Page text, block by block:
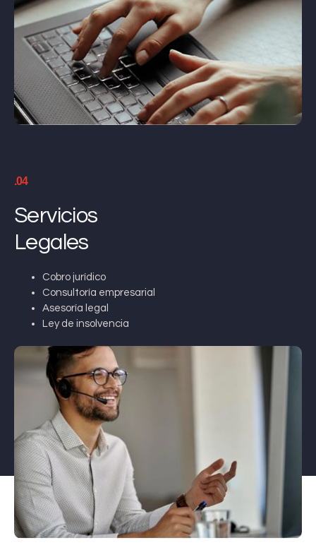
.04
Servicios
Legales
Cobro jurídico
Consultoría empresarial
Asesoría legal
Ley de insolvencia